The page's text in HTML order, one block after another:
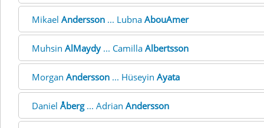
Mikael Andersson ... Lubna AbouAmer
Muhsin AlMaydy... Camilla Albertsson
Morgan Andersson ... Hüseyin Ayata
Daniel Åberg... Adrian Andersson